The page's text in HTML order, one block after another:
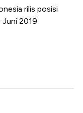
rilis posisi
Juni 2019